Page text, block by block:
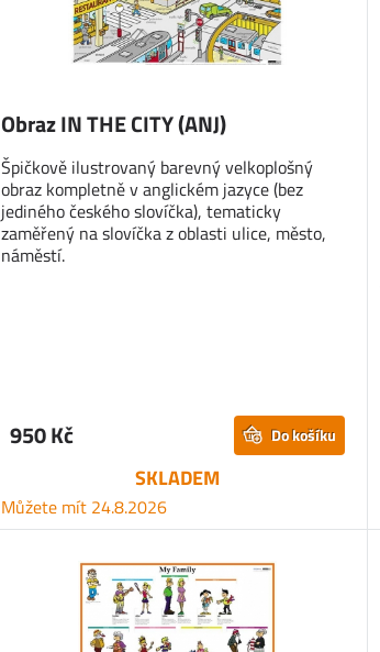
Obraz IN THE CITY (ANJ)
Špičkově ilustrovaný barevný velkoplošný
obraz kompletně v anglickém jazyce (bez
jediného českého slovíčka), tematicky
zaměřený na slovíčka z oblasti ulice, město,
náměstí.
950 Kč Do košíku
SKLADEM
Můžete mít 24.8.2026